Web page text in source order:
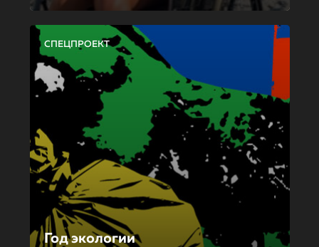
СПЕЦПРОЕКТ
Год экологии